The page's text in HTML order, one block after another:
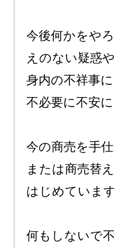
今後何かをや
えのない疑惑や
身内の不祥事
不必要に不安
今の商売を手
または商売替
はじめています
何もしないで